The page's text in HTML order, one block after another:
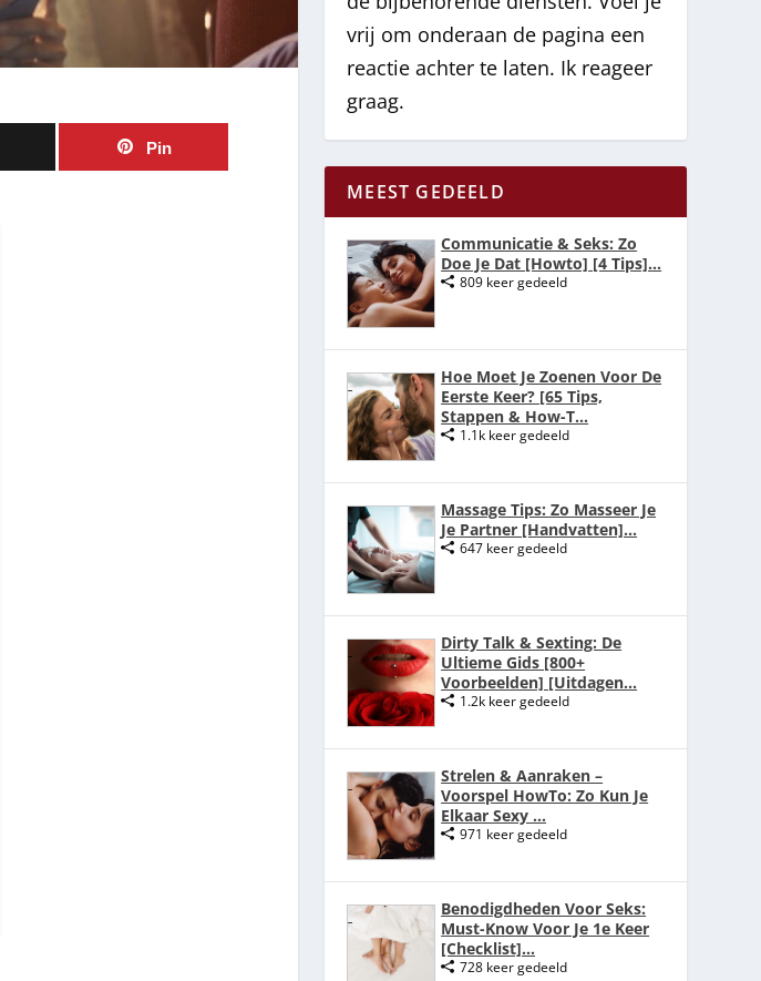
Pin
vrij om onderaan de pagina een
reactie achter te laten. Ik reageer
graag.
MEEST GEDEELD
Communicatie & Seks: Zo
Doe Je Dat [Howto] [4 Tips]...
809 keer gedeeld
Hoe Moet Je Zoenen Voor De
Eerste Keer? [65 Tips,
Stappen & How-T...
1.1k keer gedeeld
Massage Tips: Zo Masseer Je
Je Partner [Handvatten]...
647 keer gedeeld
Dirty Talk & Sexting: De
Ultieme Gids [800+
Voorbeelden] [Uitdagen...
1.2k keer gedeeld
Strelen & Aanraken –
Voorspel HowTo: Zo Kun Je
Elkaar Sexy ...
971 keer gedeeld
Benodigdheden Voor Seks:
Must-Know Voor Je 1e Keer
[Checklist]...
728 keer gedeeld